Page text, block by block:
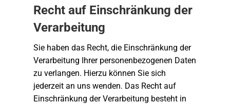
Recht auf Einschränkung der
Verarbeitung
Sie haben das Recht, die Einschränkung der
Verarbeitung Ihrer personenbezogenen Daten
zu verlangen. Hierzu können Sie sich
jederzeit an uns wenden. Das Recht auf
Einschränkung der Verarbeitung besteht in